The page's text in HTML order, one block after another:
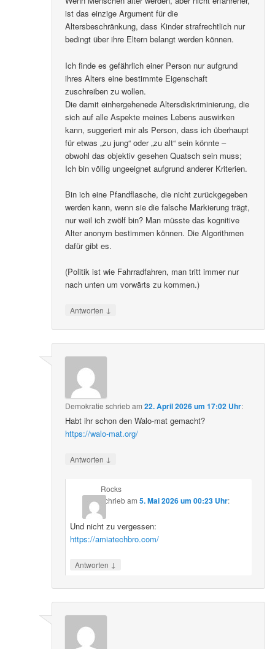
ist das einzige Argument für die
Altersbeschränkung, dass Kinder strafrechtlich nur
bedingt über ihre Eltern belangt werden können.
Ich finde es gefährlich einer Person nur aufgrund
ihres Alters eine bestimmte Eigenschaft
zuschreiben zu wollen.
Die damit einhergehenede Altersdiskriminierung, die
sich auf alle Aspekte meines Lebens auswirken
kann, suggeriert mir als Person, dass ich überhaupt
für etwas „zu jung“ oder „zu alt“ sein könnte –
obwohl das objektiv gesehen Quatsch sein muss;
Ich bin völlig ungeeignet aufgrund anderer Kriterien.
Bin ich eine Pfandflasche, die nicht zurückgegeben
werden kann, wenn sie die falsche Markierung trägt,
nur weil ich zwölf bin? Man müsste das kognitive
Alter anonym bestimmen können. Die Algorithmen
dafür gibt es.
(Politik ist wie Fahrradfahren, man tritt immer nur
nach unten um vorwärts zu kommen.)
Antworten ↓
Demokratie schriebam22. April 2026 um 17:02 Uhr:
Habt ihr schon den Walo-mat gemacht?
https://walo-mat.org/
Antworten ↓
Rocks
schriebam 5. Mai 2026 um 00:23 Uhr:
Und nicht zu vergessen:
https://amiatechbro.com/
Antworten ↓